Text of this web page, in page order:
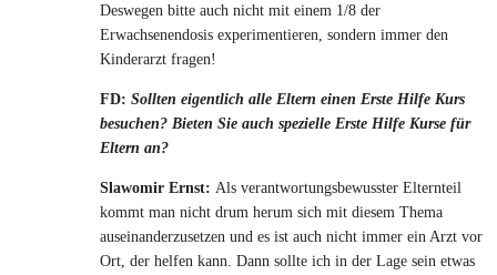
Deswegen bitte auch nicht mit einem 1/8 der
Erwachsenendosis experimentieren, sondern immer den
Kinderarzt fragen!
FD: Sollten eigentlich alle Eltern einen Erste Hilfe Kurs
besuchen? Bieten Sie auch spezielle Erste Hilfe Kurse für
Eltern an?
Slawomir Ernst: Als verantwortungsbewusster Elternteil
kommt man nicht drum herum sich mit diesem Thema
auseinanderzusetzen und es ist auch nicht immer ein Arzt vor
Ort, der helfen kann. Dann sollte ich in der Lage sein etwas